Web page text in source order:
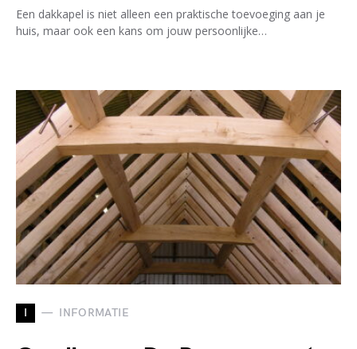
Een dakkapel is niet alleen een praktische toevoeging aan je
huis, maar ook een kans om jouw persoonlijke…
I INFORMATIE